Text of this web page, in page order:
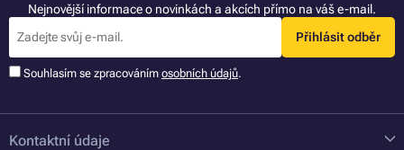
Nejnovější informace o novinkách a akcích přímo na váš e-mail.
Přihlásit odběr
Souhlasím se zpracováním osobních údajů.
Kontaktní údaje